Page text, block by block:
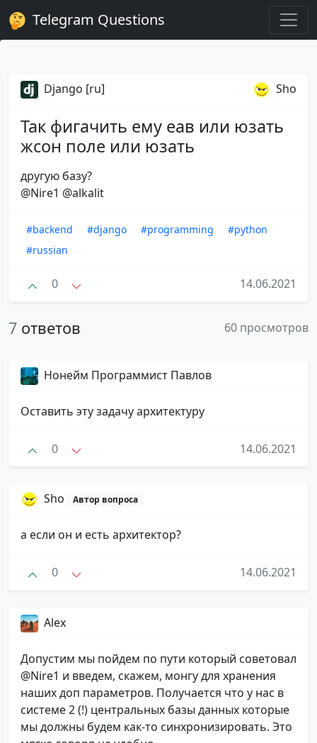
Telegram Questions
Django [ru] Sho
Так фигачить ему еав или юзать
жсон поле или юзать
другую базу?
@Nire1 @alkalit
#backend #django #programming
#python
#russian
0 14.06.2021
7 ответов 60 просмотров
Нонейм Программист Павлов
Оставить эту задачу архитектуру
0 14.06.2021
Sho Автор вопроса
а если он и есть архитектор?
0 14.06.2021
Alex
Допустим мы пойдем по пути который советовал
@Nire1 и введем, скажем, монгу для хранения
наших доп параметров. Получается что у нас в
системе 2 (!) центральных базы данных которые
мы должны будем как-то синхронизировать. Это